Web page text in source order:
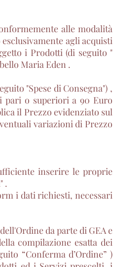
alle modalità
agli acquisti
i Prodotti (di seguito "
Maria Eden .
"Spese di Consegna") ,
pari o superiori a 90 Euro
il Prezzo evidenziato sul
variazioni di Prezzo
inserire le proprie
.
i dati richiesti, necessari
da parte di GEA e
compilazione esatta dei
“Conferma d’Ordine” )